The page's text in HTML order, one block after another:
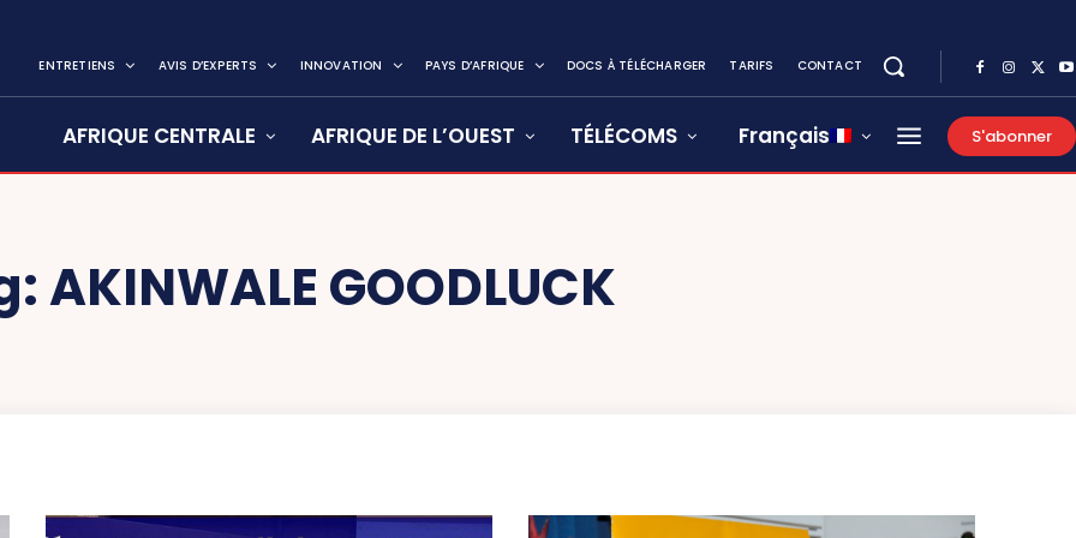
ENTRETIENS AVIS D’EXPERTS INNOVATION PAYS D’AFRIQUE DOCS À TÉLÉCHARGER TARIFS CONTACT
AFRIQUE CENTRALE AFRIQUE DE L’OUEST TÉLÉCOMS Français S'abonner
AKINWALE GOODLUCK